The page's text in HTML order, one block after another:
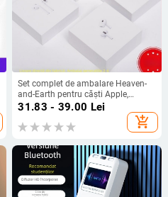
Set complet de ambalare Heaven-
and-Earth pentru căști Apple,
generațiile 2–8
31.83 - 39.00 Lei
add_shopping_cart